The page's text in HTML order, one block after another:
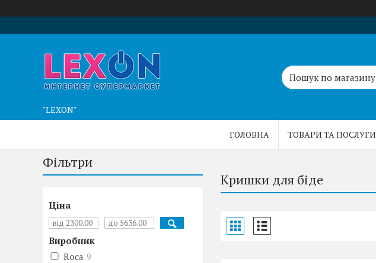
"LEXON"
ГОЛОВНА ТОВАРИ ТА ПОСЛУГИ
Кришки для біде
Фільтри
Ціна
Виробник
Roca 9